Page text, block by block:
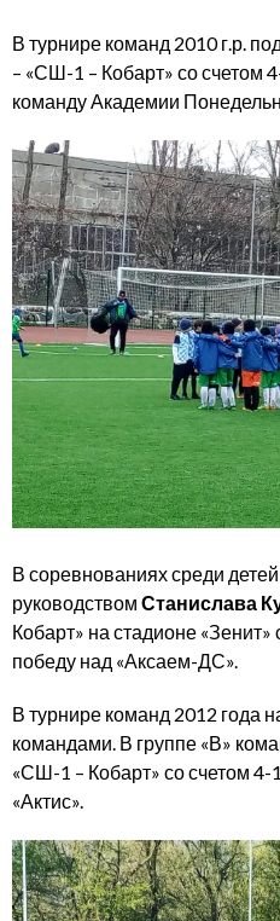
В турнире команд 2010 г.р.
– «СШ-1 – Кобарт» со счетом
команду Академии
В соревнованиях среди
руководством Станислава
Кобарт» на стадионе
победу над «Аксаем-ДС».
В турнире команд 2012 года
командами. В группе «В»
«СШ-1 – Кобарт» со счетом 4-
«Актис».